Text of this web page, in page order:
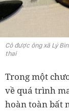
Cô được ông xã Lý
thai
Trong một
về quá trình
hoàn toàn bất